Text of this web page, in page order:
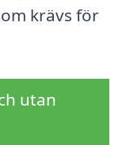
krävs för
utan